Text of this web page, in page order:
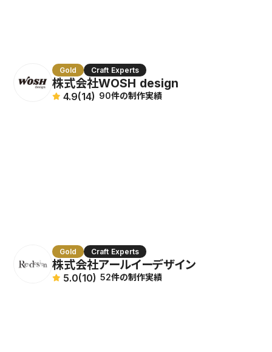
Gold Craft Experts
株式会社WOSH design
4.9(14) 90件の制作実績
Gold Craft Experts
株式会社アールイーデザイン
5.0(10) 52件の制作実績